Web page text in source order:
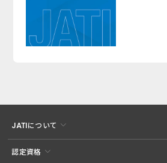
JATIについて
認定資格